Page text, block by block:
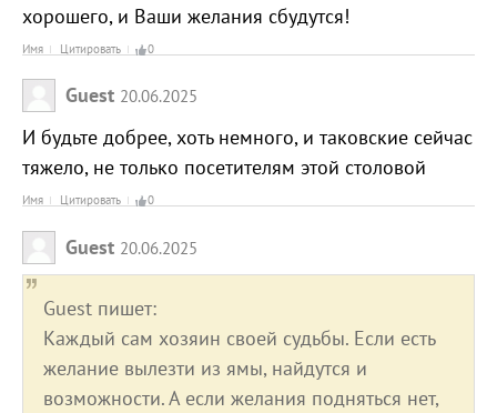
хорошего, и Ваши желания сбудутся!
Имя Цитировать 0
Guest 20.06.2025
И будьте добрее, хоть немного, и таковские сейчас
тяжело, не только посетителям этой столовой
Имя Цитировать 0
Guest 20.06.2025
Guest пишет:
Каждый сам хозяин своей судьбы. Если есть
желание вылезти из ямы, найдутся и
возможности. А если желания подняться нет,